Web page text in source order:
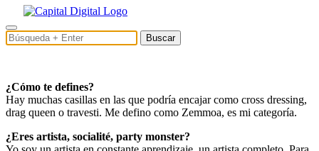
Buscar
¿Cómo te defines?
Hay muchas casillas en las que podría encajar como cross dressing,
drag queen o travesti. Me defino como Zemmoa, es mi categoría.
¿Eres artista, socialité, party monster?